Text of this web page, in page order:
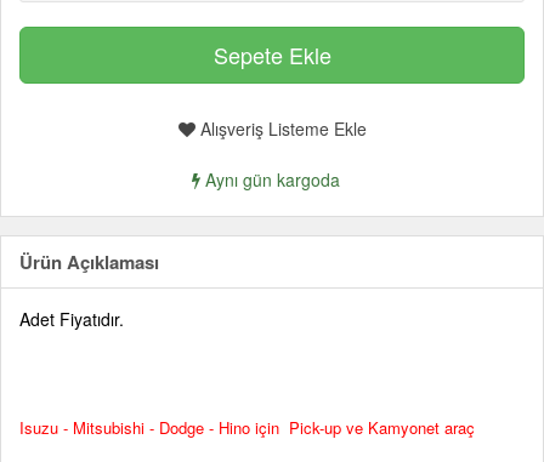
Alışveriş Listeme Ekle
Aynı gün kargoda
Ürün Açıklaması
Adet Fiyatıdır.
Isuzu - Mitsubishi - Dodge - Hino için Pick-up ve Kamyonet araç